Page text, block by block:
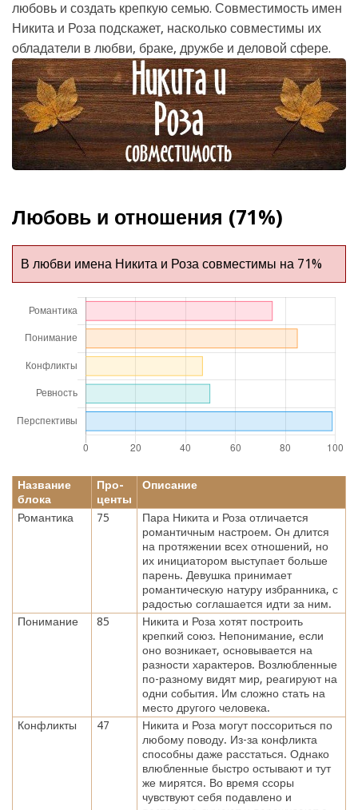
любовь и создать крепкую семью. Совместимость имен
Никита и Роза подскажет, насколько совместимы их
обладатели в любви, браке, дружбе и деловой сфере.
Любовь и отношения (71%)
В любви имена Никита и Роза совместимы на 71%
Название
блока
Про-
центы
Описание
Романтика 75
Пара Никита и Роза отличается
романтичным настроем. Он длится
на протяжении всех отношений, но
их инициатором выступает больше
парень. Девушка принимает
романтическую натуру избранника, с
радостью соглашается идти за ним.
Понимание
85
Никита и Роза хотят построить
крепкий союз. Непонимание, если
оно возникает, основывается на
разности характеров. Возлюбленные
по-разному видят мир, реагируют на
одни события. Им сложно стать на
место другого человека.
Конфликты
47
Никита и Роза могут поссориться по
любому поводу. Из-за конфликта
способны даже расстаться. Однако
влюбленные быстро остывают и тут
же мирятся. Во время ссоры
чувствуют себя подавлено и